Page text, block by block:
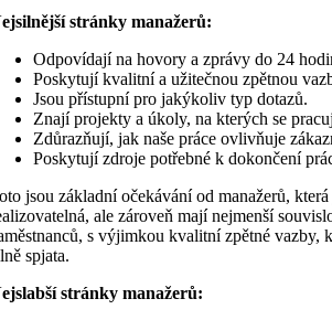
stránky manažerů:
Odpovídají na hovory a zprávy do 24
Poskytují kvalitní a užitečnou zpětnou
Jsou přístupní pro jakýkoliv typ dotazů.
Znají projekty a úkoly, na kterých se
Zdůrazňují, jak naše práce ovlivňuje
Poskytují zdroje potřebné k dokončení
jsou základní očekávání od manažerů,
ale zároveň mají nejmenší
s výjimkou kvalitní zpětné vazby,
spjata.
stránky manažerů: